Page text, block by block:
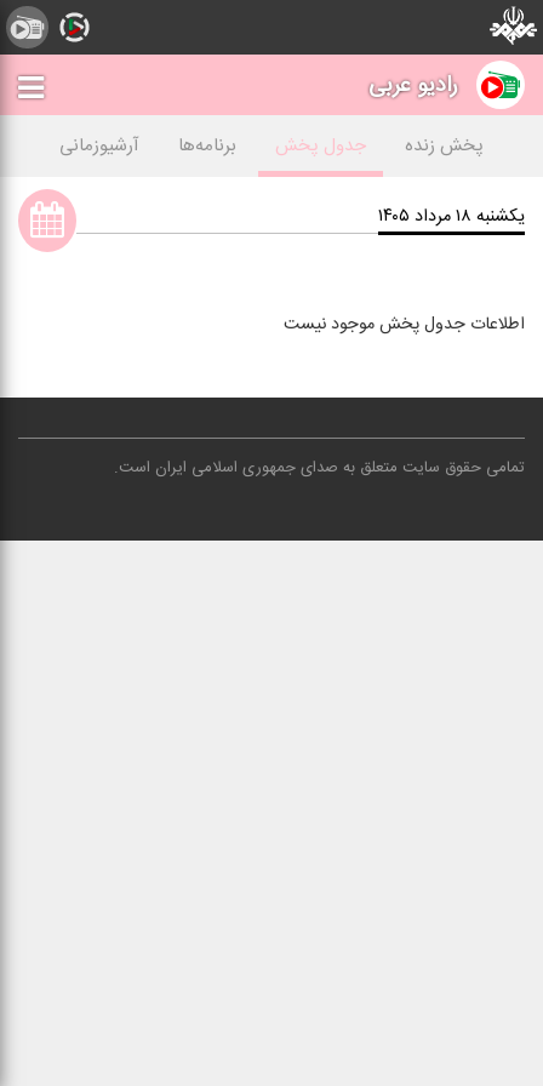
رادیو عربی
پخش زنده جدول پخش برنامه‌ها آرشیوزمانی
یکشنبه ۱۸ مرداد ۱۴۰۵
اطلاعات جدول پخش موجود نیست
تمامی حقوق سایت متعلق به صدای جمهوری اسلامی ایران است.